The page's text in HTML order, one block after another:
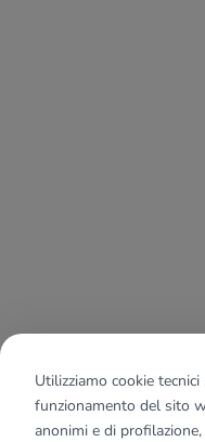
Utilizziamo cookie
funzionamento del sito
anonimi e di